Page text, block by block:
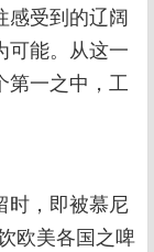
感受到的辽阔
可能。从这一
第一之中，工
时，即被慕尼
欧美各国之啤